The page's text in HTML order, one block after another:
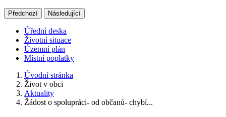
Předchozí Následující
Úřední deska
Životní situace
Územní plán
Místní poplatky
Úvodní stránka
Život v obci
Aktuality
Žádost o spolupráci- od občanů- chybí...